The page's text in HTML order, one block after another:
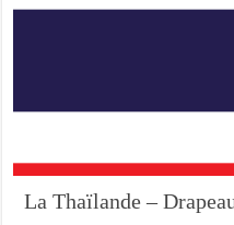
La Thaïlande –